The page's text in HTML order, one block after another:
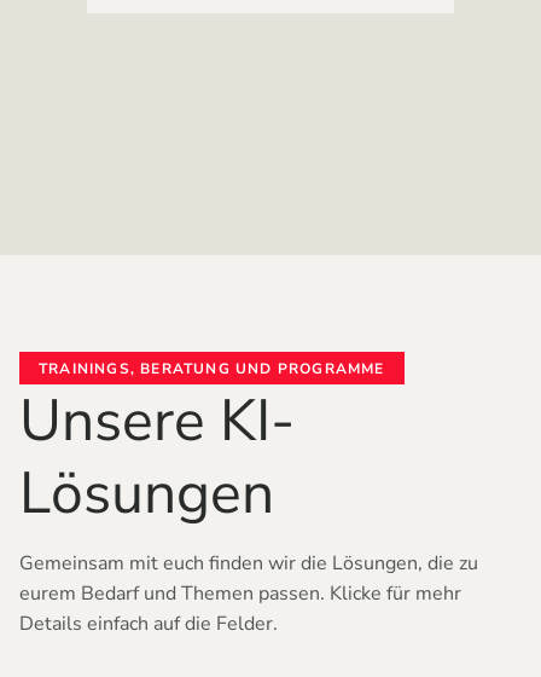
TRAININGS, BERATUNG UND PROGRAMME
Unsere KI-
Lösungen
Gemeinsam mit euch finden wir die Lösungen, die zu
eurem Bedarf und Themen passen. Klicke für mehr
Details einfach auf die Felder.